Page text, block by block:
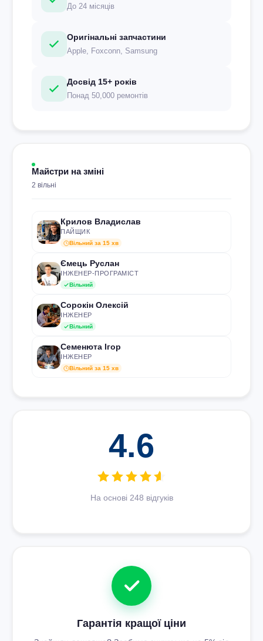
До 24 місяців
Оригінальні запчастини
Apple, Foxconn, Samsung
Досвід 15+ років
Понад 50,000 ремонтів
Майстри на зміні
2 вільні
Крилов Владислав
ПАЙЩИК
Вільний за 15 хв
Ємець Руслан
ІНЖЕНЕР-ПРОГРАМІСТ
Вільний
Сорокін Олексій
ІНЖЕНЕР
Вільний
Семенюта Ігор
ІНЖЕНЕР
Вільний за 15 хв
4.6
На основі 248 відгуків
Гарантія кращої ціни